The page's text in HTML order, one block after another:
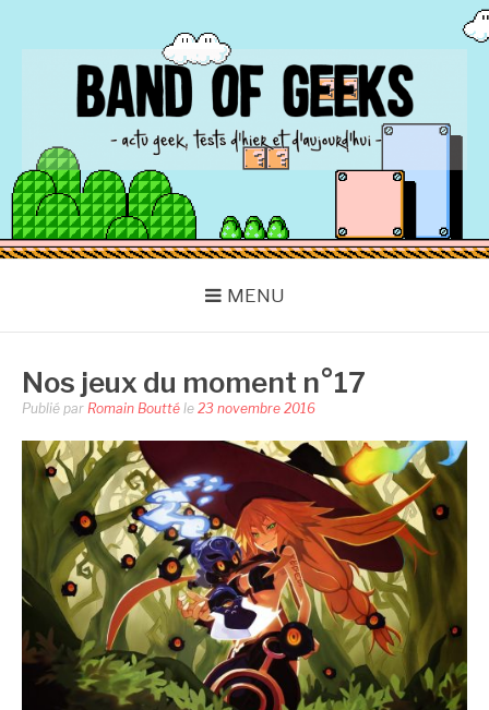
BAND OF GEEKS
Actu Geek d'hier et d'aujourd'hui
MENU
Nos jeux du moment n°17
Publié par Romain Boutté le 23 novembre 2016